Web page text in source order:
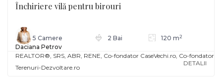
Închiriere vilă pentru birouri
5 Camere 2 Bai 120 m2
Daciana Petrov
REALTOR®️, SRS, ABR, RENE, Co-fondator CaseVechi.ro, Co-fondator
Terenuri-Dezvoltare.ro
DETALII